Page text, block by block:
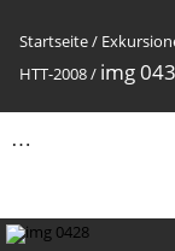
Startseite/
HTT-2008/ img